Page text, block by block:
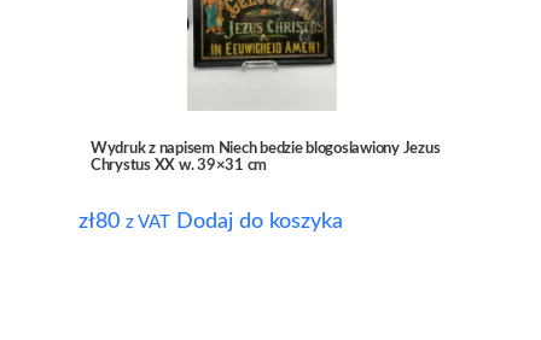
Wydruk z napisem Niech bedzie blogoslawiony Jezus
Chrystus XX w. 39×31 cm
zł80 z VAT Dodaj do koszyka